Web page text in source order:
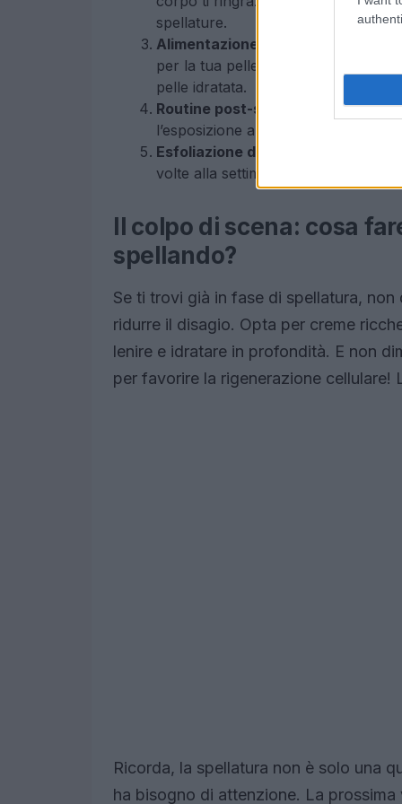
spellature.
Alimentazione ricca di
per la tua pelle. Gli Omega-3
pelle idratata.
Routine post-sole impeccabile.
l’esposizione al sole. Un gel di aloe
Esfoliazione delicata.
Rimuovi le
volte alla settimana per mantenere
Il colpo di scena: cosa
spellando?
Se ti trovi già in fase di spellatura,
ridurre il disagio. Opta per creme
lenire e idratare in profondità. E non
per favorire la rigenerazione cellulare!
Ricorda, la spellatura non è solo una
ha bisogno di attenzione. La